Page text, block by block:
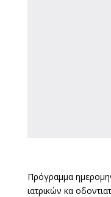
Πρόγραμμα
ιατρικών κα